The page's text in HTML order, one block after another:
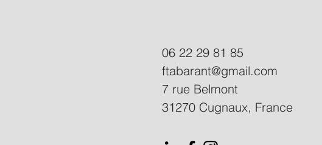
06 22 29 81 85
ftabarant@gmail.com
7 rue Belmont
31270 Cugnaux, France